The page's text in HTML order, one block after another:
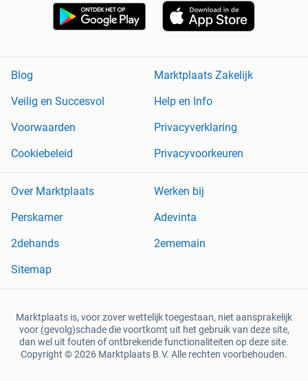
Blog
Marktplaats Zakelijk
Veilig en Succesvol
Help en Info
Voorwaarden
Privacyverklaring
Cookiebeleid
Privacyvoorkeuren
Over Marktplaats
Werken bij
Perskamer
Adevinta
2dehands
2ememain
Sitemap
Marktplaats is, voor zover wettelijk toegestaan, niet aansprakelijk
voor (gevolg)schade die voortkomt uit het gebruik van deze site,
dan wel uit fouten of ontbrekende functionaliteiten op deze site.
Copyright © 2026 Marktplaats B.V. Alle rechten voorbehouden.